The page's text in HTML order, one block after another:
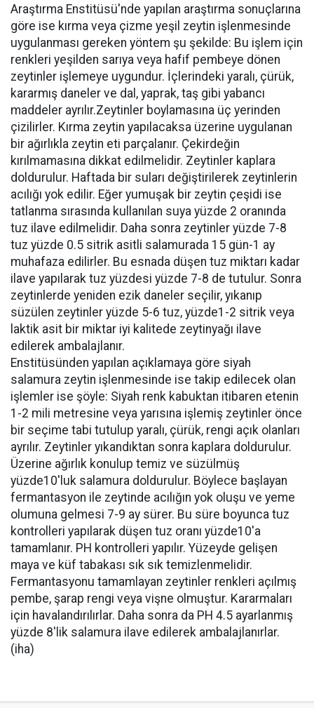
Araştırma Enstitüsü'nde yapılan araştırma sonuçlarına
göre ise kırma veya çizme yeşil zeytin işlenmesinde
uygulanması gereken yöntem şu şekilde: Bu işlem için
renkleri yeşilden sarıya veya hafif pembeye dönen
zeytinler işlemeye uygundur. İçlerindeki yaralı, çürük,
kararmış daneler ve dal, yaprak, taş gibi yabancı
maddeler ayrılır.Zeytinler boylamasına üç yerinden
çizilirler. Kırma zeytin yapılacaksa üzerine uygulanan
bir ağırlıkla zeytin eti parçalanır. Çekirdeğin
kırılmamasına dikkat edilmelidir. Zeytinler kaplara
doldurulur. Haftada bir suları değiştirilerek zeytinlerin
acılığı yok edilir. Eğer yumuşak bir zeytin çeşidi ise
tatlanma sırasında kullanılan suya yüzde 2 oranında
tuz ilave edilmelidir. Daha sonra zeytinler yüzde 7-8
tuz yüzde 0.5 sitrik asitli salamurada 15 gün-1 ay
muhafaza edilirler. Bu esnada düşen tuz miktarı kadar
ilave yapılarak tuz yüzdesi yüzde 7-8 de tutulur. Sonra
zeytinlerde yeniden ezik daneler seçilir, yıkanıp
süzülen zeytinler yüzde 5-6 tuz, yüzde1-2 sitrik veya
laktik asit bir miktar iyi kalitede zeytinyağı ilave
edilerek ambalajlanır.
Enstitüsünden yapılan açıklamaya göre siyah
salamura zeytin işlenmesinde ise takip edilecek olan
işlemler ise şöyle: Siyah renk kabuktan itibaren etenin
1-2 mili metresine veya yarısına işlemiş zeytinler önce
bir seçime tabi tutulup yaralı, çürük, rengi açık olanları
ayrılır. Zeytinler yıkandıktan sonra kaplara doldurulur.
Üzerine ağırlık konulup temiz ve süzülmüş
yüzde10'luk salamura doldurulur. Böylece başlayan
fermantasyon ile zeytinde acılığın yok oluşu ve yeme
olumuna gelmesi 7-9 ay sürer. Bu süre boyunca tuz
kontrolleri yapılarak düşen tuz oranı yüzde10'a
tamamlanır. PH kontrolleri yapılır. Yüzeyde gelişen
maya ve küf tabakası sık sık temizlenmelidir.
Fermantasyonu tamamlayan zeytinler renkleri açılmış
pembe, şarap rengi veya vişne olmuştur. Kararmaları
için havalandırılırlar. Daha sonra da PH 4.5 ayarlanmış
yüzde 8'lik salamura ilave edilerek ambalajlanırlar.
(iha)